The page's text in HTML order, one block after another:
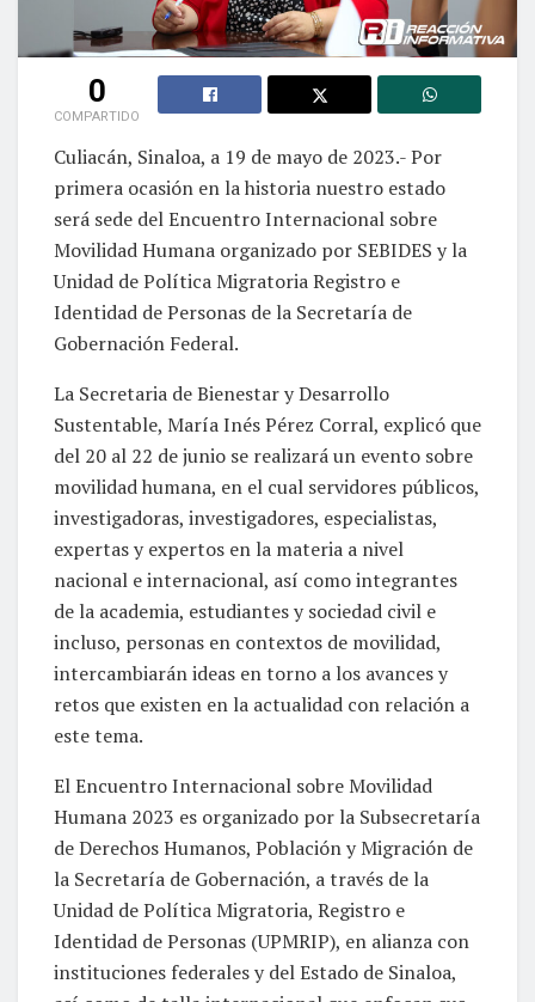
0
COMPARTIDO
Culiacán, Sinaloa, a 19 de mayo de 2023.- Por
primera ocasión en la historia nuestro estado
será sede del Encuentro Internacional sobre
Movilidad Humana organizado por SEBIDES y la
Unidad de Política Migratoria Registro e
Identidad de Personas de la Secretaría de
Gobernación Federal.
La Secretaria de Bienestar y Desarrollo
Sustentable, María Inés Pérez Corral, explicó que
del 20 al 22 de junio se realizará un evento sobre
movilidad humana, en el cual servidores públicos,
investigadoras, investigadores, especialistas,
expertas y expertos en la materia a nivel
nacional e internacional, así como integrantes
de la academia, estudiantes y sociedad civil e
incluso, personas en contextos de movilidad,
intercambiarán ideas en torno a los avances y
retos que existen en la actualidad con relación a
este tema.
El Encuentro Internacional sobre Movilidad
Humana 2023 es organizado por la Subsecretaría
de Derechos Humanos, Población y Migración de
la Secretaría de Gobernación, a través de la
Unidad de Política Migratoria, Registro e
Identidad de Personas (UPMRIP), en alianza con
instituciones federales y del Estado de Sinaloa,